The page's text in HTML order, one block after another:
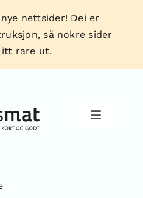
nettsider! Dei er
så nokre sider
rare ut.
Toggle